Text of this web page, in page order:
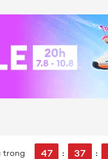
trong 47 : 37 :